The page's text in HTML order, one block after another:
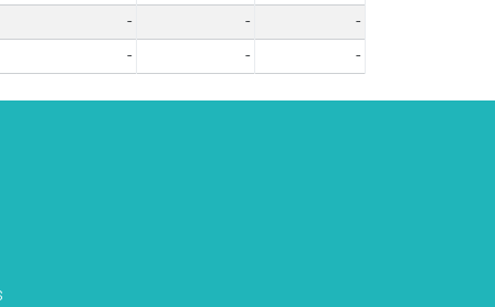
- -
-
- - -